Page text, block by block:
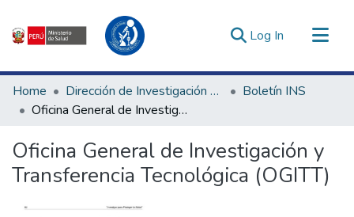
Log In (current)
Communities & Collections
All of DSpace
Estadísticas Externas
Enlaces de interés ▾
Home Dirección de Investigación e Innovación en Salud
Boletín INS
Oficina General de Investigación y Transferencia Tecnológica (OGITT)
Oficina General de Investigación y
Transferencia Tecnológica (OGITT)